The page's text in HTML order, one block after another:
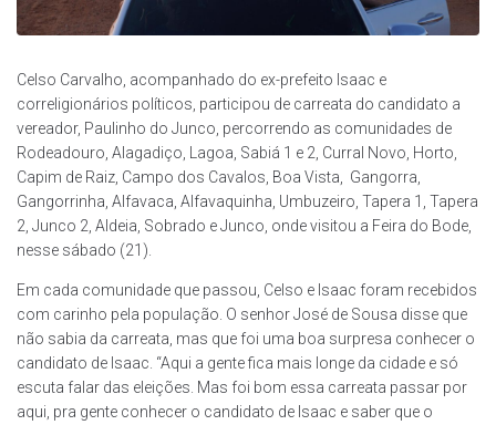
Celso Carvalho, acompanhado do ex-prefeito Isaac e
correligionários políticos, participou de carreata do candidato a
vereador, Paulinho do Junco, percorrendo as comunidades de
Rodeadouro, Alagadiço, Lagoa, Sabiá 1 e 2, Curral Novo, Horto,
Capim de Raiz, Campo dos Cavalos, Boa Vista, Gangorra,
Gangorrinha, Alfavaca, Alfavaquinha, Umbuzeiro, Tapera 1, Tapera
2, Junco 2, Aldeia, Sobrado e Junco, onde visitou a Feira do Bode,
nesse sábado (21).
Em cada comunidade que passou, Celso e Isaac foram recebidos
com carinho pela população. O senhor José de Sousa disse que
não sabia da carreata, mas que foi uma boa surpresa conhecer o
candidato de Isaac. “Aqui a gente fica mais longe da cidade e só
escuta falar das eleições. Mas foi bom essa carreata passar por
aqui, pra gente conhecer o candidato de Isaac e saber que o